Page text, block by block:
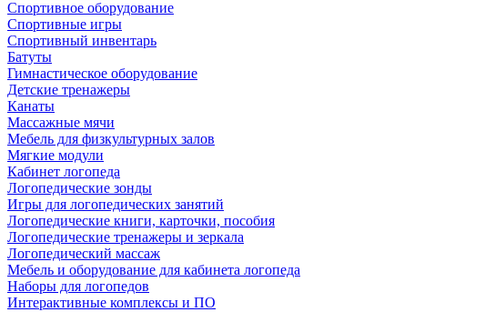
Спортивное оборудование
Спортивные игры
Спортивный инвентарь
Батуты
Гимнастическое оборудование
Детские тренажеры
Канаты
Массажные мячи
Мебель для физкультурных залов
Мягкие модули
Кабинет логопеда
Логопедические зонды
Игры для логопедических занятий
Логопедические книги, карточки, пособия
Логопедические тренажеры и зеркала
Логопедический массаж
Мебель и оборудование для кабинета логопеда
Наборы для логопедов
Интерактивные комплексы и ПО